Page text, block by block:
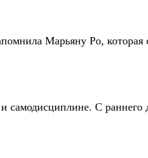
Марьяну Ро, которая
самодисциплине. С раннего